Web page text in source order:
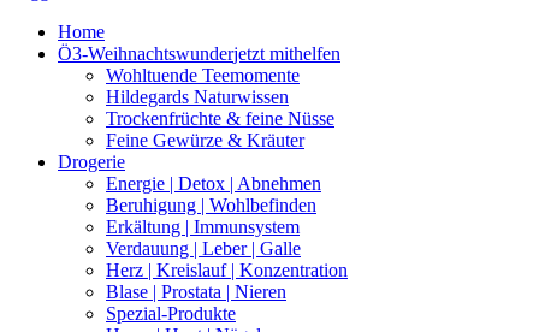
Home
Ö3-Weihnachtswunderjetzt mithelfen
Wohltuende Teemomente
Hildegards Naturwissen
Trockenfrüchte & feine Nüsse
Feine Gewürze & Kräuter
Drogerie
Energie | Detox | Abnehmen
Beruhigung | Wohlbefinden
Erkältung | Immunsystem
Verdauung | Leber | Galle
Herz | Kreislauf | Konzentration
Blase | Prostata | Nieren
Spezial-Produkte